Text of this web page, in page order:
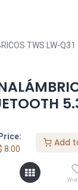
8.00
Add
TWS LW-
HKSEXPRESS
ALTOS DEL CHASE